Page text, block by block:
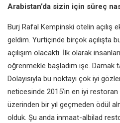
Arabistan’da sizin için süreç
Burj Rafal Kempinski otelin açılış
geldim. Yurtiçinde birçok açılışta
açılışım olacaktı. İlk olarak
öğrenmekle başladım işe. Damak
Dolayısıyla bu noktayı çok iyi
neticesinde 2015’in en iyi restoran
üzerinden bir yıl geçmeden ödül
olduk. Şu anda inmaat-albilad